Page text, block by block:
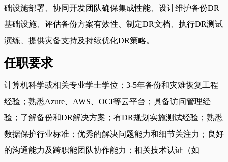
础设施部署、协同开发团队确保集成性能、设计维护备份DR
基础设施、评估备份方案有效性、制定DR文档、执行DR测试
演练、提供灾备支持及持续优化DR策略。
任职要求
计算机科学或相关专业学士学位；3-5年备份和灾难恢复工程
经验；熟悉Azure、AWS、OCI等云平台；具备访问管理经
验；了解备份和DR解决方案；有DR规划实施测试经验；熟悉
数据保护行业标准；优秀的解决问题能力和细节关注力；良好
的沟通能力及跨职能团队协作能力；相关技术认证（如